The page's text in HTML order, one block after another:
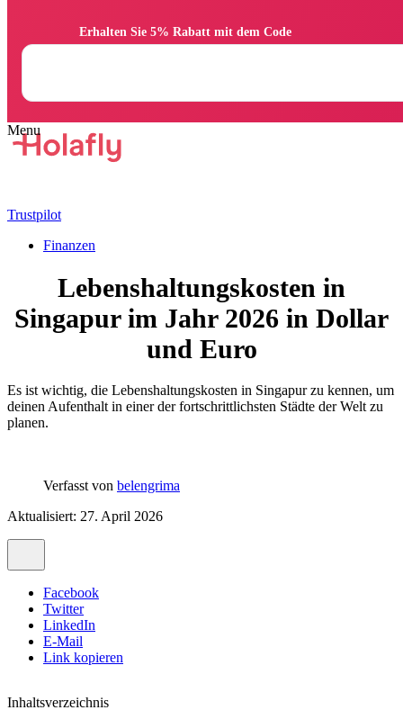
Trustpilot
Finanzen
Lebenshaltungskosten in
Singapur im Jahr 2026 in Dollar
und Euro
Es ist wichtig, die Lebenshaltungskosten in Singapur zu kennen, um
deinen Aufenthalt in einer der fortschrittlichsten Städte der Welt zu
planen.
Verfasst von belengrima
Aktualisiert: 27. April 2026
Facebook
Twitter
LinkedIn
E-Mail
Link kopieren
Inhaltsverzeichnis